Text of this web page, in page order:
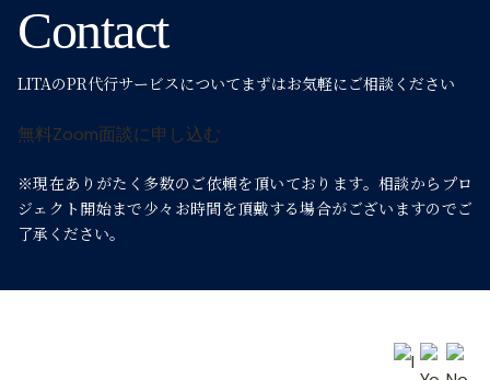
ョ
ン
Contact
LITAのPR代行サービスについてまずはお気軽にご相談ください
無料Zoom面談に申し込む
※現在ありがたく多数のご依頼を頂いております。相談からプロ
ジェクト開始まで少々お時間を頂戴する場合がございますのでご
了承ください。